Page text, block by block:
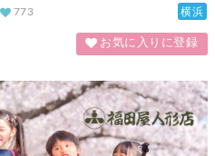
横浜
773
お気に入りに登録